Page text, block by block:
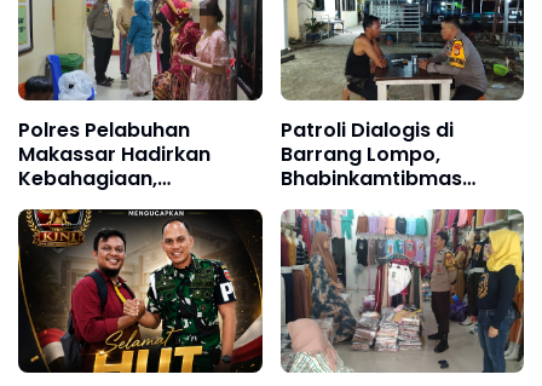
Polres Pelabuhan
Makassar Hadirkan
Kebahagiaan,
Pertemukan Tahanan
dengan Keluarga di Hari
Istimewa Pernikahan
Patroli Dialogis di
Barrang Lompo,
Bhabinkamtibmas
Dengarkan Aspirasi
Warga Pesisir